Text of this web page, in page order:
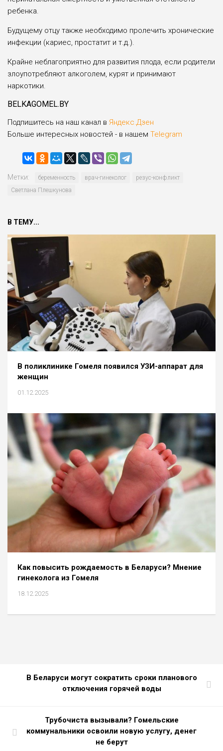
ребенка.
Будущему отцу также необ­ходимо пролечить хрониче­ские
инфекции (кариес, про­статит и т.д.).
Крайне неблагоприятно для развития плода, если родите­ли
злоупотребляют алкоголем, курят и принимают
наркотики.
BELKAGOMEL.BY
Подпишитесь на наш канал в Яндекс.Дзен
Больше интересных новостей - в нашем Telegram
Метки: беременность врач-гинеколог
резус-конфликт
Светлана Плешкунова
В ТЕМУ...
В поликлинике Гомеля появился УЗИ-аппарат для
женщин
01.12.2025
Как повысить рождаемость в Беларуси? Мнение
гинеколога из Гомеля
18.12.2025
В Беларуси могут сократить сроки планового
отключения горячей воды
Трубочиста вызывали? Гомельские
коммунальники освоили новую услугу, денег
не берут